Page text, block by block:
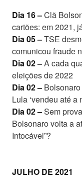
Dia 16 –Clã
cartões: em 2021,
Dia 05 –TSE
comunicou fraude
Dia 02 –A cada
eleições de 2022
Dia 02 –
Lula ‘vendeu até a
Dia 02 –Sem
Bolsonaro volta a
Intocável”?
JULHO DE 2021